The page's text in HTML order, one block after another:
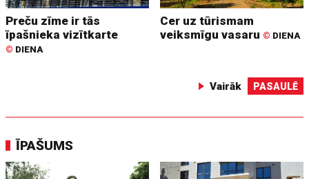
Preču zīme ir tās
īpašnieka vizītkarte
© DIENA
Cer uz tūrismam
veiksmīgu vasaru © DIENA
Vairāk PASAULĒ
ĪPAŠUMS